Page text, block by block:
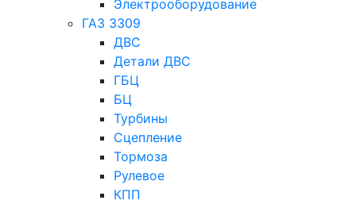
Электрооборудование
ГАЗ 3309
ДВС
Детали ДВС
ГБЦ
БЦ
Турбины
Сцепление
Тормоза
Рулевое
КПП